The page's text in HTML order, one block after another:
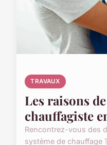
TRAVAUX
Les raisons
chauffagiste
Rencontrez-vous des
système de chauffage